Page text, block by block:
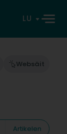
LU
Websäit
Artikelen